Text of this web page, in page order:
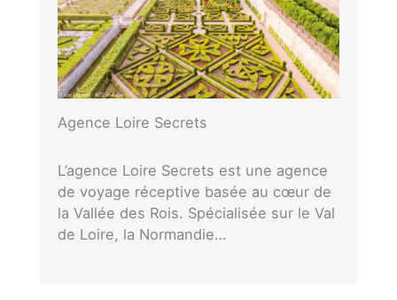
Agence Loire Secrets
L’agence Loire Secrets est une agence
de voyage réceptive basée au cœur de
la Vallée des Rois. Spécialisée sur le Val
de Loire, la Normandie…